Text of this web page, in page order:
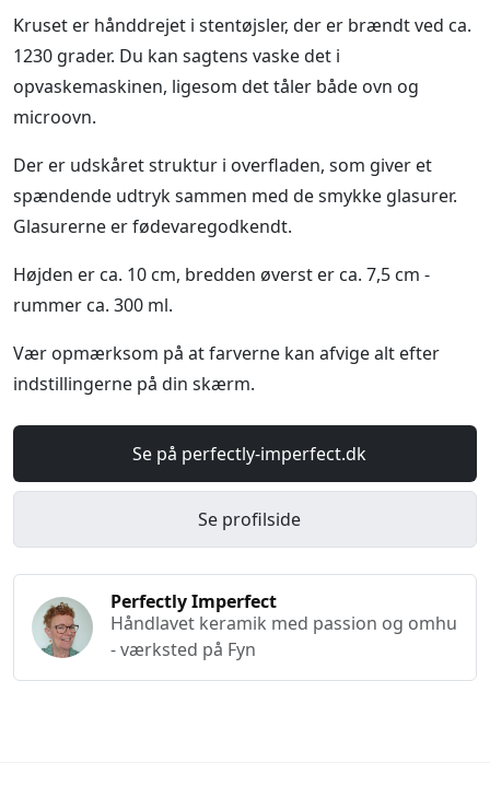
Kruset er hånddrejet i stentøjsler, der er brændt ved ca.
1230 grader. Du kan sagtens vaske det i
opvaskemaskinen, ligesom det tåler både ovn og
microovn.
Der er udskåret struktur i overfladen, som giver et
spændende udtryk sammen med de smykke glasurer.
Glasurerne er fødevaregodkendt.
Højden er ca. 10 cm, bredden øverst er ca. 7,5 cm -
rummer ca. 300 ml.
Vær opmærksom på at farverne kan afvige alt efter
indstillingerne på din skærm.
Se på perfectly-imperfect.dk
Se profilside
Perfectly Imperfect
Håndlavet keramik med passion og omhu
- værksted på Fyn